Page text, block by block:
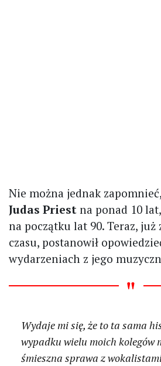
Nie można jednak zapomnieć,
Judas Priest na ponad 10
na początku lat 90. Teraz,
czasu, postanowił
wydarzeniach z jego
Wydaje mi się, że to ta sama
wypadku wielu moich kolegów
śmieszna sprawa z